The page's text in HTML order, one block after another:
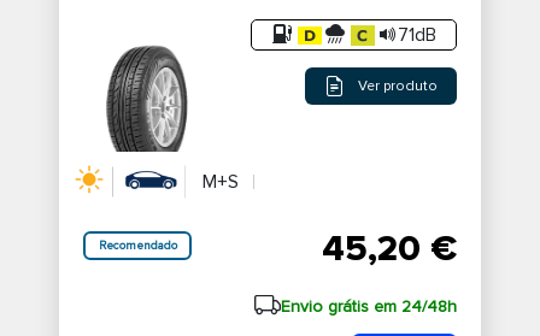
71dB
Ver produto
M+S
Recomendado 45,20 €
Envio grátis em 24/48h